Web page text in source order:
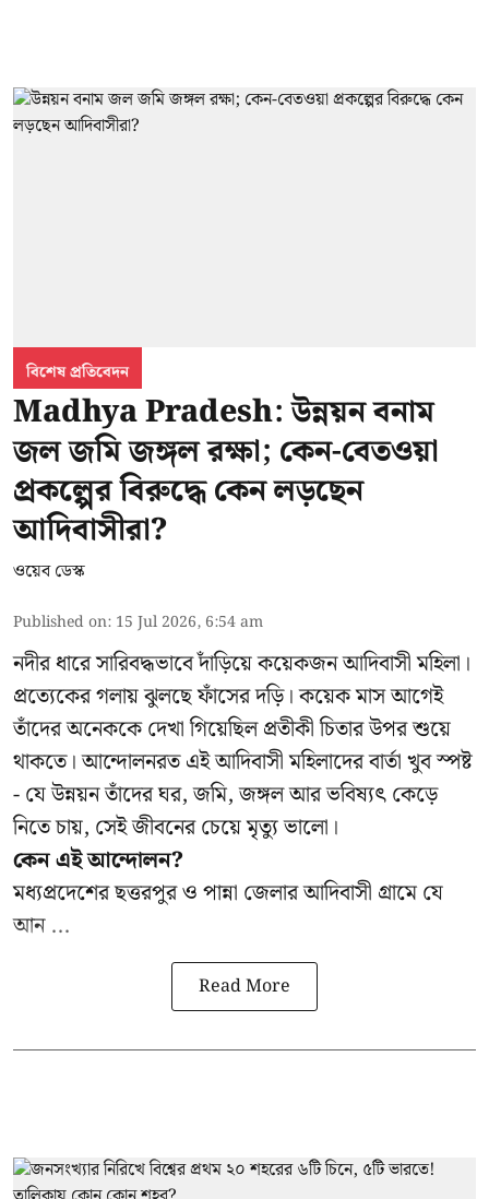
বিশেষ প্রতিবেদন
Madhya Pradesh: উন্নয়ন বনাম
জল জমি জঙ্গল রক্ষা; কেন-বেতওয়া
প্রকল্পের বিরুদ্ধে কেন লড়ছেন
আদিবাসীরা?
ওয়েব ডেস্ক
Published on: 15 Jul 2026, 6:54 am
নদীর ধারে সারিবদ্ধভাবে দাঁড়িয়ে কয়েকজন আদিবাসী মহিলা।
প্রত্যেকের গলায় ঝুলছে ফাঁসের দড়ি। কয়েক মাস আগেই
তাঁদের অনেককে দেখা গিয়েছিল প্রতীকী চিতার উপর শুয়ে
থাকতে। আন্দোলনরত এই আদিবাসী মহিলাদের বার্তা খুব স্পষ্ট
- যে উন্নয়ন তাঁদের ঘর, জমি, জঙ্গল আর ভবিষ্যৎ কেড়ে
নিতে চায়, সেই জীবনের চেয়ে মৃত্যু ভালো।
কেন এই আন্দোলন?
মধ্যপ্রদেশের ছত্তরপুর ও পান্না জেলার আদিবাসী গ্রামে যে
আন ...
Read More